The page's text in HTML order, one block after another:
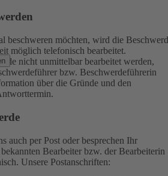
beschweren möchten, wird die
möglich telefonisch bearbeitet.
nicht unmittelbar bearbeitet werden,
bzw. Beschwerdeführerin
über die Gründe und den
auch per Post oder besprechen Ihr
Bearbeiter bzw. der Bearbeiterin
Unsere Postanschriften: